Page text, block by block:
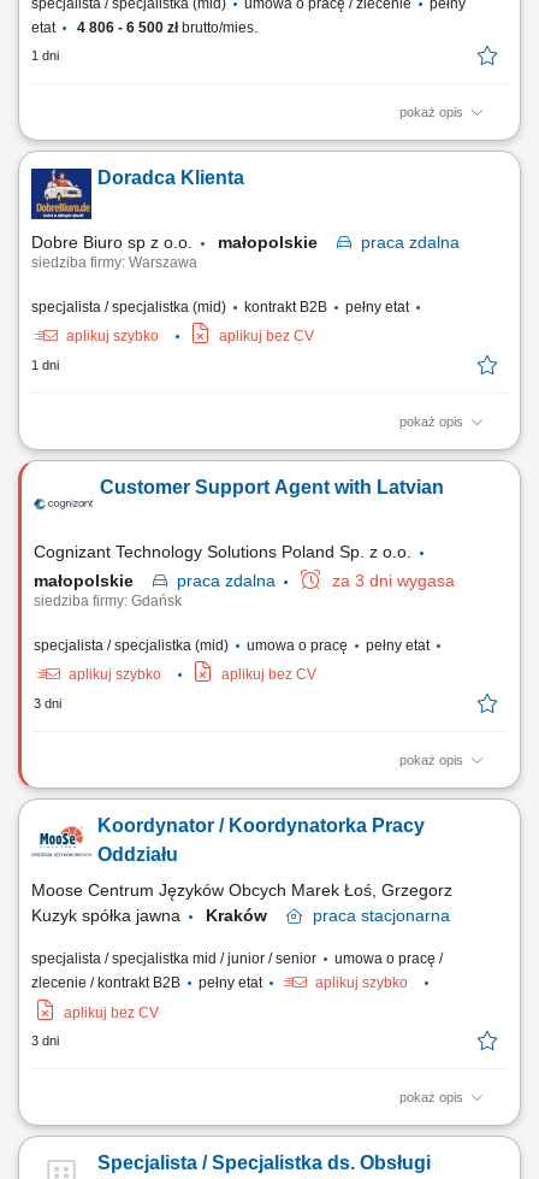
specjalista / specjalistka (mid) umowa o pracę / zlecenie
pełny
etat
4 806 - 6 500 złbrutto/mies.
1 dni
pokaż opis
Opis stanowiska Poszukiwani Handlowcy; Firma z sektora chemii
Wymagania: Kandydat otwarty na rozmowy telefoniczne na różne
tematy; Osoba ceniąca kontakt z ludźmi i łatwo nawiązująca nowe
Doradca Klienta
Dobre Biuro sp z o.o. małopolskie praca zdalna
siedziba firmy: Warszawa
specjalista / specjalistka (mid) kontrakt B2B
pełny etat
aplikuj szybko
aplikuj bez CV
1 dni
pokaż opis
Twój zakres obowiązków: Telefoniczna obsługa klientów polskich;
nami na rozmowy przez naszą stronę www; zawieranie umów z
klientami na realizację naszych usług; nadzorowanie płatności;
Customer Support Agent with Latvian
Cognizant Technology Solutions Poland Sp. z o.o.
małopolskie
praca zdalna za 3 dni wygasa
siedziba firmy: Gdańsk
specjalista / specjalistka (mid) umowa o pracę
pełny etat
aplikuj szybko
aplikuj bez CV
3 dni
pokaż opis
What we do We are dedicated to helping the world's leading companies
being digital. Cognizant Poland offices are located in Gdańsk, Wrocław,
and Kraków. With the capacity to support various clients, we offer a
Koordynator / Koordynatorka Pracy
Oddziału
Moose Centrum Języków Obcych Marek Łoś, Grzegorz
Kuzyk spółka jawna
Kraków praca stacjonarna
specjalista / specjalistka mid / junior / senior
umowa o pracę /
zlecenie / kontrakt B2B
pełny etat
aplikuj szybko
aplikuj bez CV
3 dni
pokaż opis
Opis stanowiska: Organizowanie i koordynowanie bieżącej pracy
administracyjnych. Dbanie o sprawny przepływ informacji oraz
Specjalista / Specjalistka ds. Obsługi